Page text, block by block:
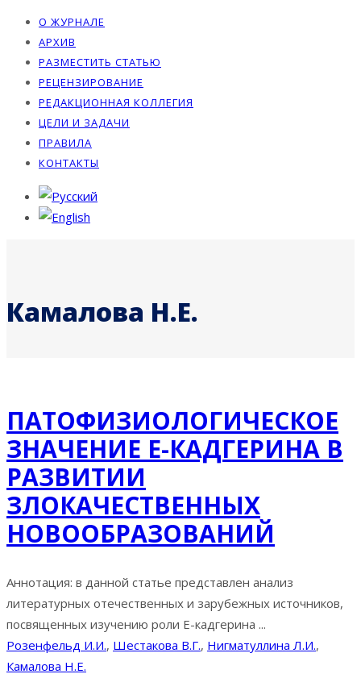
О ЖУРНАЛЕ
АРХИВ
РАЗМЕСТИТЬ СТАТЬЮ
РЕЦЕНЗИРОВАНИЕ
РЕДАКЦИОННАЯ КОЛЛЕГИЯ
ЦЕЛИ И ЗАДАЧИ
ПРАВИЛА
КОНТАКТЫ
Камалова Н.Е.
ПАТОФИЗИОЛОГИЧЕСКОЕ
ЗНАЧЕНИЕ Е-КАДГЕРИНА В
РАЗВИТИИ
ЗЛОКАЧЕСТВЕННЫХ
НОВООБРАЗОВАНИЙ
Аннотация: в данной статье представлен анализ
литературных отечественных и зарубежных источников,
посвященных изучению роли Е-кадгерина ...
Розенфельд И.И., Шестакова В.Г., Нигматуллина Л.И.,
Камалова Н.Е.